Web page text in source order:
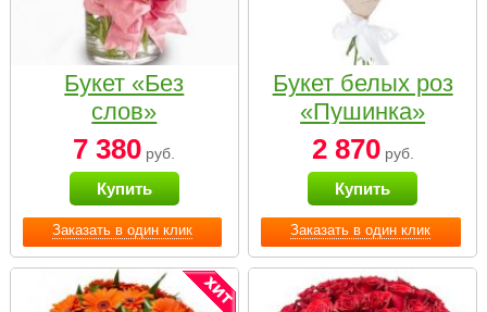
Заказать в один клик
Букет «Без
слов»
7 380 руб.
Купить
Заказать в один клик
Букет белых роз
«Пушинка»
2 870руб.
Купить